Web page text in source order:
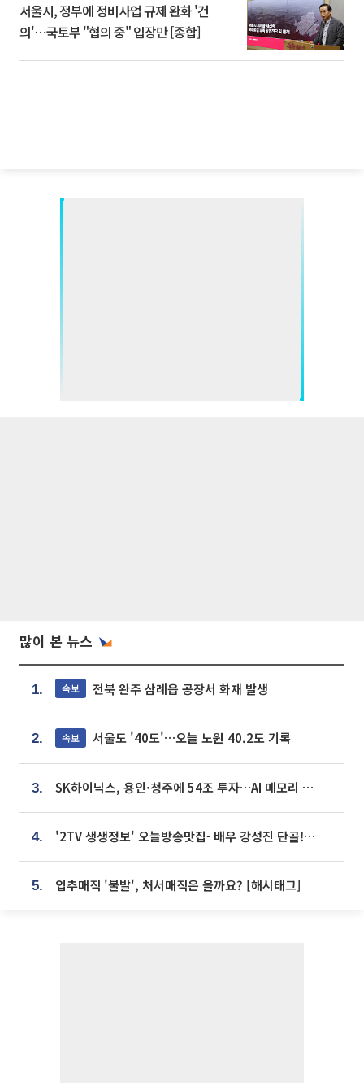
서울시, 정부에 정비사업 규제 완화 '건
의'⋯국토부 "협의 중" 입장만 [종합]
많이 본 뉴스
1. 속보 전북 완주 삼례읍 공장서 화재 발생
2. 속보 서울도 '40도'…오늘 노원 40.2도 기록
3. SK하이닉스, 용인·청주에 54조 투자…AI 메모리 생산기지 키운다
4. '2TV 생생정보' 오늘방송맛집- 배우 강성진 단골! 쌀국수ㆍ푸팟퐁 커리 맛집 '블○○○'
5. 입추매직 '불발', 처서매직은 올까요? [해시태그]